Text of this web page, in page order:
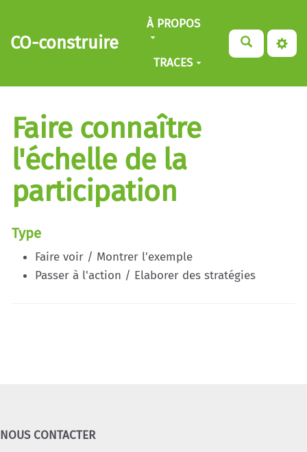
Aller au contenu principal
CO-construire
À PROPOS
TRACES
Faire connaître
l'échelle de la
participation
Type
Faire voir / Montrer l'exemple
Passer à l'action / Elaborer des stratégies
NOUS CONTACTER